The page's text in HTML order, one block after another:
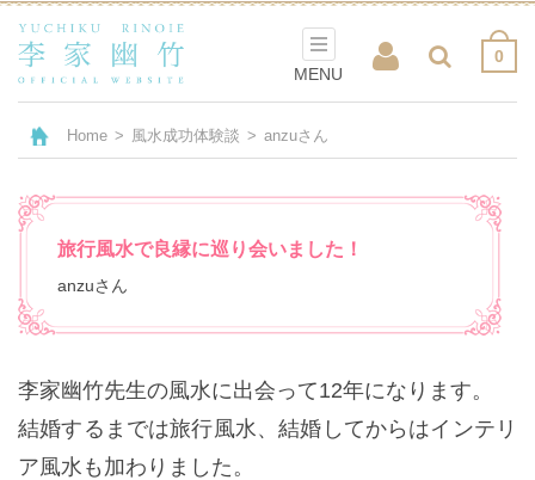
0
MENU
Home > 風水成功体験談 > anzuさん
旅行風水で良縁に巡り会いました！
anzuさん
李家幽竹先生の風水に出会って12年になります。
結婚するまでは旅行風水、結婚してからはインテリ
ア風水も加わりました。